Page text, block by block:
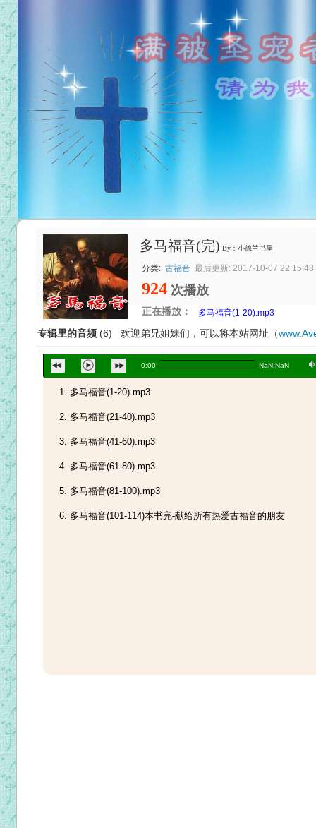
多马福音(完) By：小德兰书屋
分类: 古福音 最后更新: 2017-10-07 22:15:48
924 次播放
正在播放：
专辑里的音频 (6) 欢迎弟兄姐妹们，可以将本站网址（
0:00 NaN:NaN a
多马福音(1-20).mp3
多马福音(1-20).mp3
多马福音(21-40).mp3
多马福音(41-60).mp3
多马福音(61-80).mp3
多马福音(81-100).mp3
多马福音(101-114)本书完-献给所有热爱古福音的朋友